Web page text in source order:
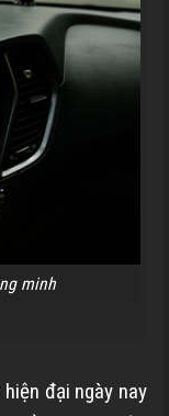
minh
đại ngày nay